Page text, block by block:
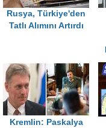
Rusya, Türkiye'den
Tatlı Alımını Artırdı
Kremlin: Paskalya